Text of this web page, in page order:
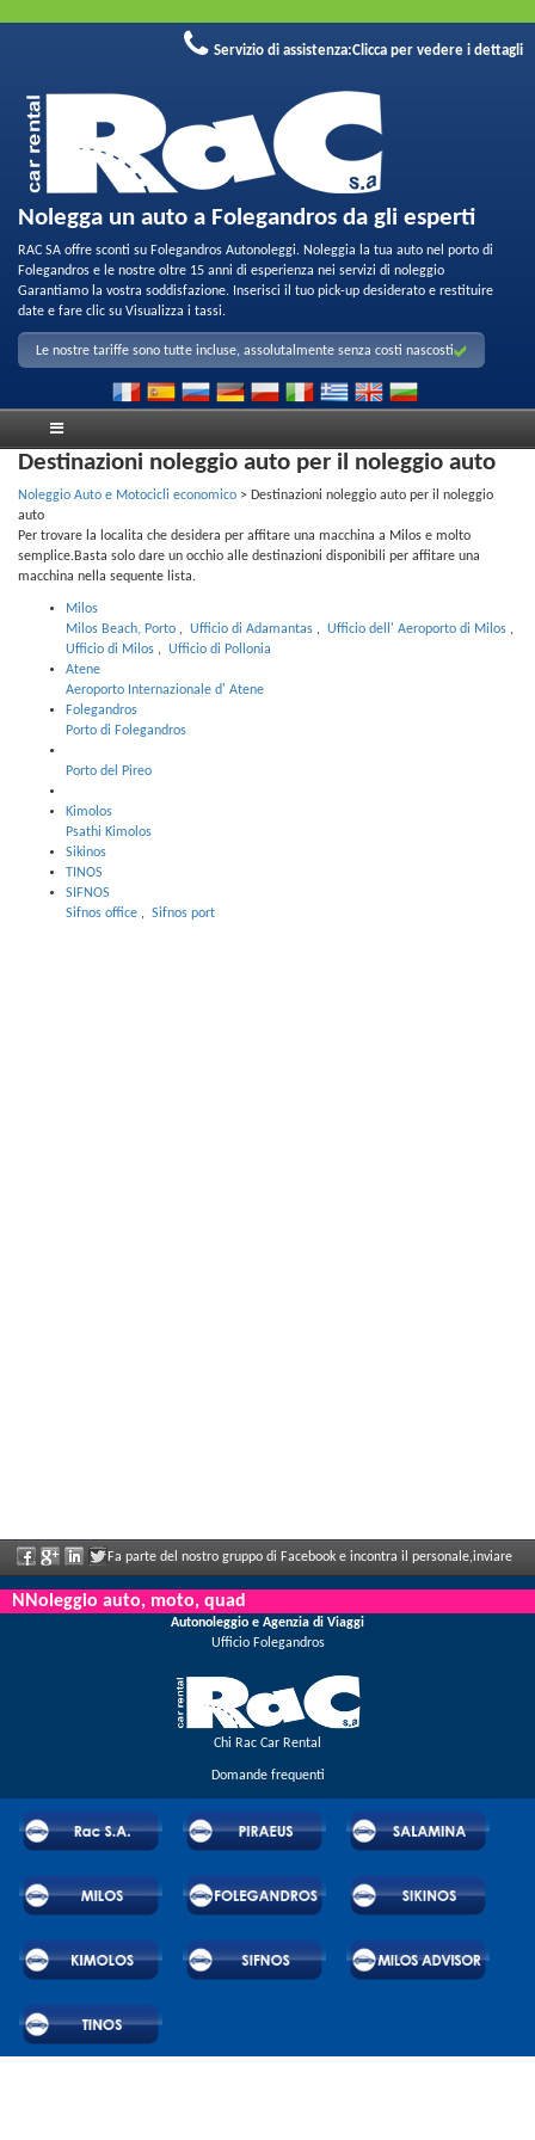
Servizio di assistenza:Clicca per vedere i dettagli
Nolegga un auto a Folegandros da gli esperti
RAC SA offre sconti su Folegandros Autonoleggi. Noleggia la tua auto nel porto di
Folegandros e le nostre oltre 15 anni di esperienza nei servizi di noleggio
Garantiamo la vostra soddisfazione. Inserisci il tuo pick-up desiderato e restituire
date e fare clic su Visualizza i tassi.
Le nostre tariffe sono tutte incluse, assolutalmente senza costi nascosti
Destinazioni noleggio auto per il noleggio auto
Noleggio Auto e Motocicli economico > Destinazioni noleggio auto per il noleggio
auto
Per trovare la localita che desidera per affitare una macchina a Milos e molto
semplice.Basta solo dare un occhio alle destinazioni disponibili per affitare una
macchina nella sequente lista.
Milos
Milos Beach, Porto , Ufficio di Adamantas , Ufficio dell' Aeroporto di Milos ,
Ufficio di Milos , Ufficio di Pollonia
Atene
Aeroporto Internazionale d' Atene
Folegandros
Porto di Folegandros
Porto del Pireo
Kimolos
Psathi Kimolos
Sikinos
TINOS
SIFNOS
Sifnos office , Sifnos port
Fa parte del nostro gruppo di Facebook e incontra il personale,inviare
le sue valutazioni e ne aproffita i grandi sconti e le offerte che vengono annunciati
NNoleggio auto, moto, quad
Autonoleggio e Agenzia di Viaggi
Ufficio Folegandros
Chi Rac Car Rental
Domande frequenti